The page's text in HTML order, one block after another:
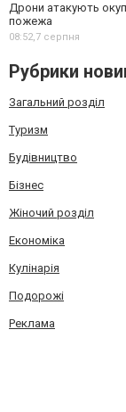
Дрони атакують
пожежа
08:52,7 серпня
Рубрики
Загальний розділ
Туризм
Будівництво
Бізнес
Жіночий розділ
Економіка
Кулінарія
Подорожі
Реклама